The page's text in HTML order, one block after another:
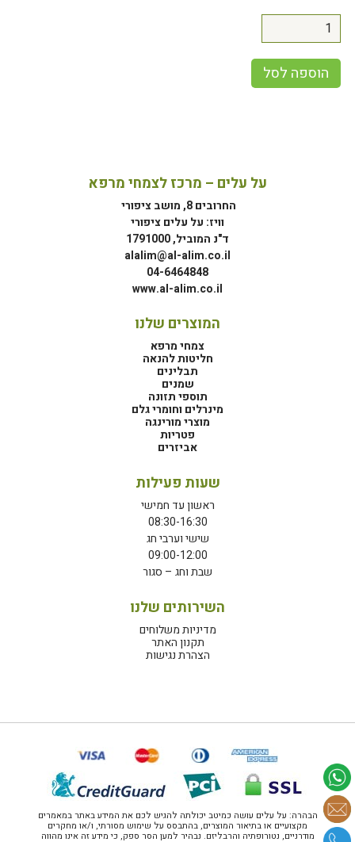
הוספה לסל
על עלים – מרכז לצמחי מרפא
החרובים 8, מושב ציפורי
וויז: על עלים ציפורי
ד"נ המוביל, 1791000
alalim@al-alim.co.il
04-6464848
www.al-alim.co.il
המוצרים שלנו
צמחי מרפא
חליטות להנאה
תבלינים
שמנים
תוספי תזונה
מינרלים וחומרי גלם
מוצרי מורינגה
פטריות
אביזרים
שעות פעילות
ראשון עד חמישי
08:30-16:30
שישי וערבי חג
09:00-12:00
שבת וחג – סגור
השירותים שלנו
מדיניות משלוחים
תקנון האתר
הצהרת נגישות
הבהרה: על עלים עושה כמיטב יכולתה להגיש לכם את המידע באתר במאמרים
מקצועיים או בתיאור המוצרים, בהתבסס על שימוש מסורתי, ו/או מחקרים
מודרניים, נטורופתיה והרבליזם. נבהיר למען הסר ספק, כי מידע זה אינו מהווה